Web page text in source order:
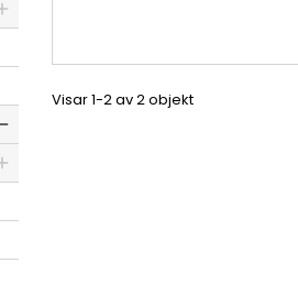
Visar 1-2 av 2 objekt